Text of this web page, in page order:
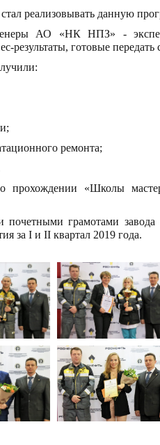
реализовывать данную
АО «НК НПЗ» -
готовые передать
ремонта;
«Школы
грамотами завода
за I и II квартал 2019 года.